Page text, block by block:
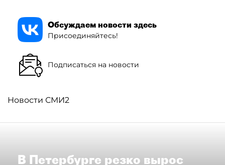
Обсуждаем новости здесь
Присоединяйтесь!
Подписаться на новости
Новости СМИ2
В Петербурге резко вырос